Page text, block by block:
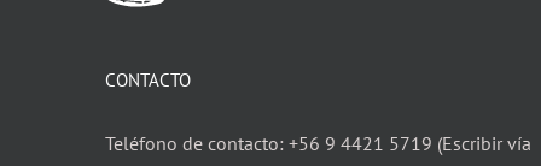
CONTACTO
Teléfono de contacto: +56 9 4421 5719 (Escribir vía